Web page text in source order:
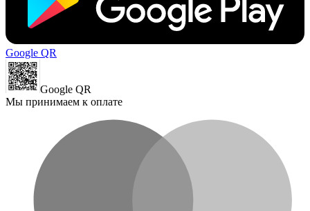
Google QR
Google QR
Мы принимаем к оплате